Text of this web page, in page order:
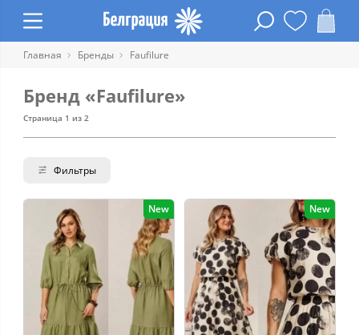
Главная Бренды Faufilure
Бренд «Faufilure»
Страница 1 из 2
Фильтры
New New